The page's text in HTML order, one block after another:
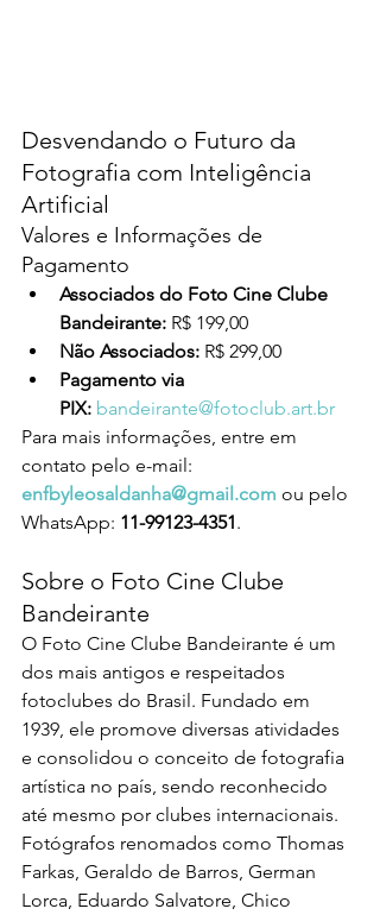
Desvendando o Futuro da
Fotografia com Inteligência
Artificial
Valores e Informações de
Pagamento
Associados do Foto Cine Clube
Bandeirante: R$ 199,00
Não Associados: R$ 299,00
Pagamento via
PIX: bandeirante@fotoclub.art.br
Para mais informações, entre em
contato pelo e-mail:
enfbyleosaldanha@gmail.com ou pelo
WhatsApp: 11-99123-4351.
Sobre o Foto Cine Clube
Bandeirante
O Foto Cine Clube Bandeirante é um
dos mais antigos e respeitados
fotoclubes do Brasil. Fundado em
1939, ele promove diversas atividades
e consolidou o conceito de fotografia
artística no país, sendo reconhecido
até mesmo por clubes internacionais.
Fotógrafos renomados como Thomas
Farkas, Geraldo de Barros, German
Lorca, Eduardo Salvatore, Chico